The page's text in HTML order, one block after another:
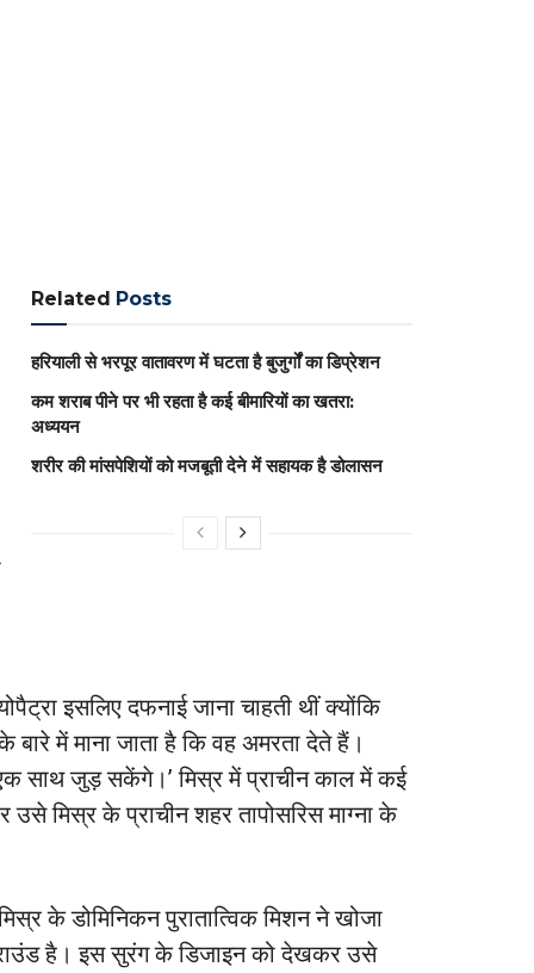
Related Posts
हरियाली से भरपूर वातावरण में घटता है बुजुर्गों का डिप्रेशन
कम शराब पीने पर भी रहता है कई बीमारियों का खतरा:
अध्ययन
शरीर की मांसपेशियों को मजबूती देने में सहायक है डोलासन
इसलिए दफनाई जाना चाहती थीं क्योंकि
में माना जाता है कि वह अमरता देते हैं।
साथ जुड़ सकेंगे।’ मिस्र में प्राचीन काल में कई
मिस्र के प्राचीन शहर तापोसरिस माग्ना के
के डोमिनिकन पुरातात्विक मिशन ने खोजा
है। इस सुरंग के डिजाइन को देखकर उसे